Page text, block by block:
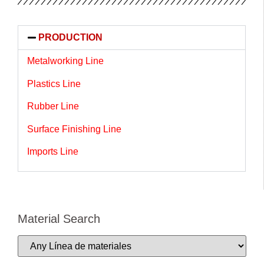
PRODUCTION
Metalworking Line
Plastics Line
Rubber Line
Surface Finishing Line
Imports Line
Material Search